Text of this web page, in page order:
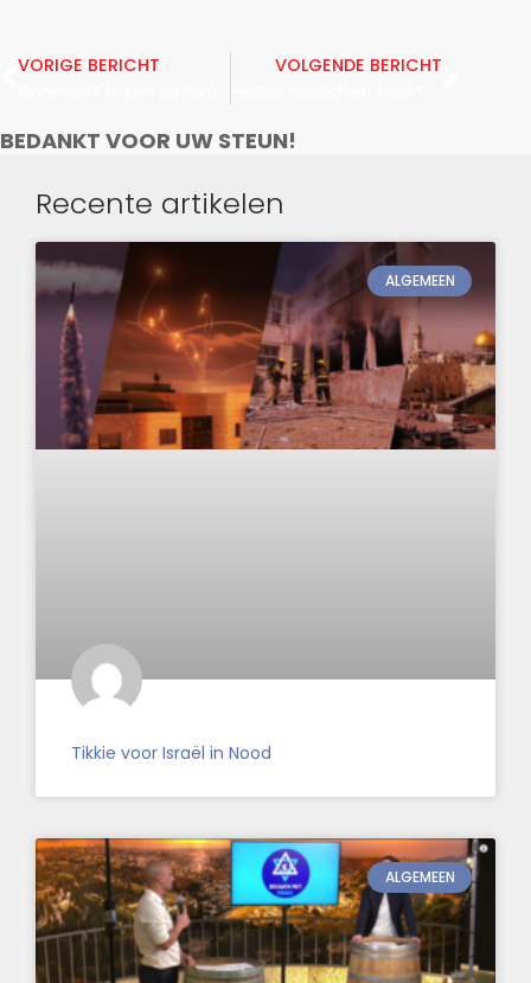
VORIGE BERICHT VOLGENDE BERICHT
BEDANKT VOOR UW STEUN!
Recente artikelen
ALGEMEEN
Tikkie voor Israël in Nood
ALGEMEEN